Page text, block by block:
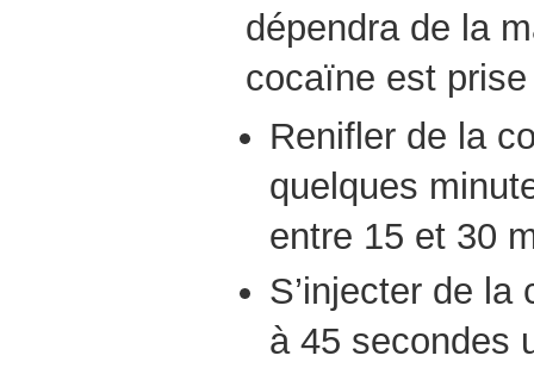
dépendra de la
cocaïne est
Renifler de la
quelques
entre 15 et 30
S’injecter de
à 45 secondes